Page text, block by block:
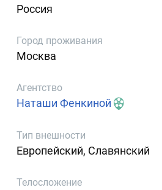
Россия
Город проживания
Москва
Агентство
Наташи Фенкиной
Тип внешности
Европейский, Славянский
Телосложение